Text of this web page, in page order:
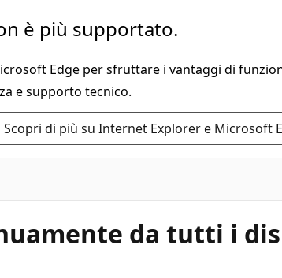
è più supportato.
Edge per sfruttare i vantaggi di
e supporto tecnico.
Scopri di più su Internet Explorer e Microsoft
da tutti i